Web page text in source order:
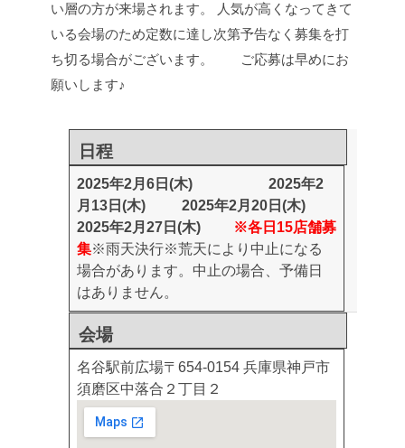
い層の方が来場されます。 人気が高くなってきて
いる会場のため定数に達し次第予告なく募集を打
ち切る場合がございます。 ご応募は早めにお
願いします♪
日程
2025年2月6日(木)
2025年2
月13日(木)
2025年2月20日(木)
2025年2月27日(木)
※各日15店舗募
集※雨天決行※荒天により中止になる
場合があります。中止の場合、予備日
はありません。
会場
名谷駅前広場〒654-0154 兵庫県神戸市
須磨区中落合２丁目２